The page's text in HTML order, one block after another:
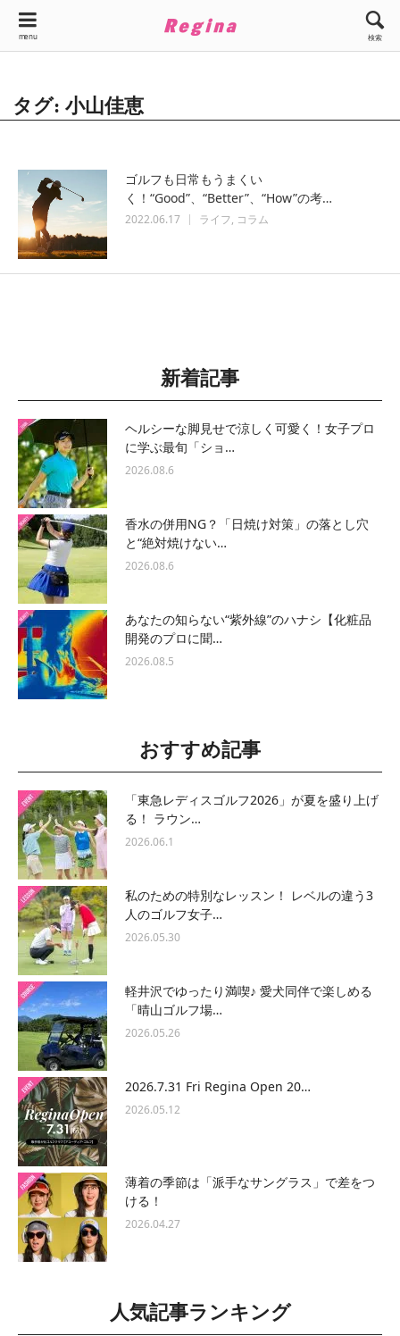
menu 検索
タグ: 小山佳恵
ゴルフも日常もうまくい
く！“Good”、“Better”、“How”の考…
2022.06.17 ライフ コラム
新着記事
ヘルシーな脚見せで涼しく可愛く！女子プロ
に学ぶ最旬「ショ…
2026.08.6
香水の併用NG？「日焼け対策」の落とし穴
と“絶対焼けない…
2026.08.6
あなたの知らない“紫外線”のハナシ【化粧品
開発のプロに聞…
2026.08.5
おすすめ記事
「東急レディスゴルフ2026」が夏を盛り上げ
る！ ラウン…
2026.06.1
私のための特別なレッスン！ レベルの違う3
人のゴルフ女子…
2026.05.30
軽井沢でゆったり満喫♪ 愛犬同伴で楽しめる
「晴山ゴルフ場…
2026.05.26
2026.7.31 Fri Regina Open 20…
2026.05.12
薄着の季節は「派手なサングラス」で差をつ
ける！
2026.04.27
人気記事ランキング